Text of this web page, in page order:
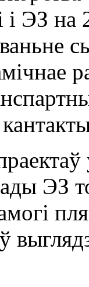
і ЭЗ
ЭЗ